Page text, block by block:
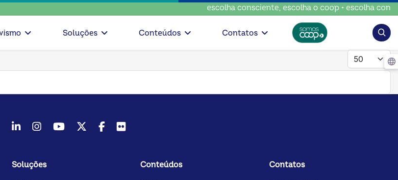
escolha consciente, escolha o coop • escolha
Soluções Conteúdos Contatos
Mostrar #
LinkedInInstagram
YoutubeTwitter/X
Facebook
Flickr
Soluções Conteúdos Contatos